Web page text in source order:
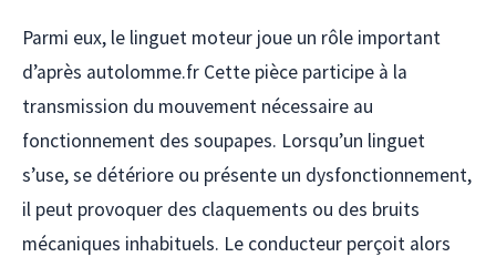
Parmi eux, le linguet moteur joue un rôle important
d’après autolomme.fr Cette pièce participe à la
transmission du mouvement nécessaire au
fonctionnement des soupapes. Lorsqu’un linguet
s’use, se détériore ou présente un dysfonctionnement,
il peut provoquer des claquements ou des bruits
mécaniques inhabituels. Le conducteur perçoit alors